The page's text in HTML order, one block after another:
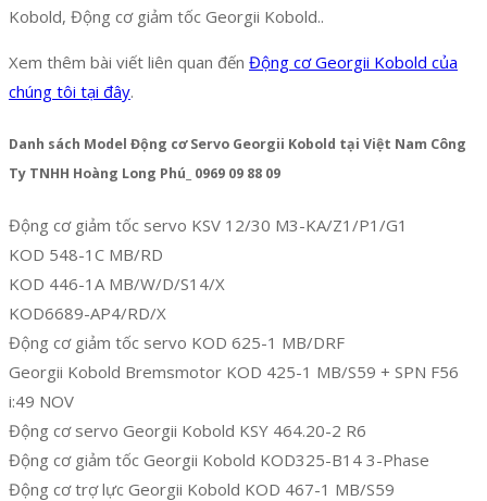
Kobold, Động cơ giảm tốc Georgii Kobold..
Xem thêm bài viết liên quan đến Động cơ Georgii Kobold của
chúng tôi tại đây.
Danh sách Model Động cơ Servo Georgii Kobold tại Việt Nam Công
Ty TNHH Hoàng Long Phú_ 0969 09 88 09
Động cơ giảm tốc servo KSV 12/30 M3-KA/Z1/P1/G1
KOD 548-1C MB/RD
KOD 446-1A MB/W/D/S14/X
KOD6689-AP4/RD/X
Động cơ giảm tốc servo KOD 625-1 MB/DRF
Georgii Kobold Bremsmotor KOD 425-1 MB/S59 + SPN F56
i:49 NOV
Động cơ servo Georgii Kobold KSY 464.20-2 R6
Động cơ giảm tốc Georgii Kobold KOD325-B14 3-Phase
Động cơ trợ lực Georgii Kobold KOD 467-1 MB/S59